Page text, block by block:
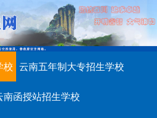
校 云南五年制大专招生学校
南函授站招生学校